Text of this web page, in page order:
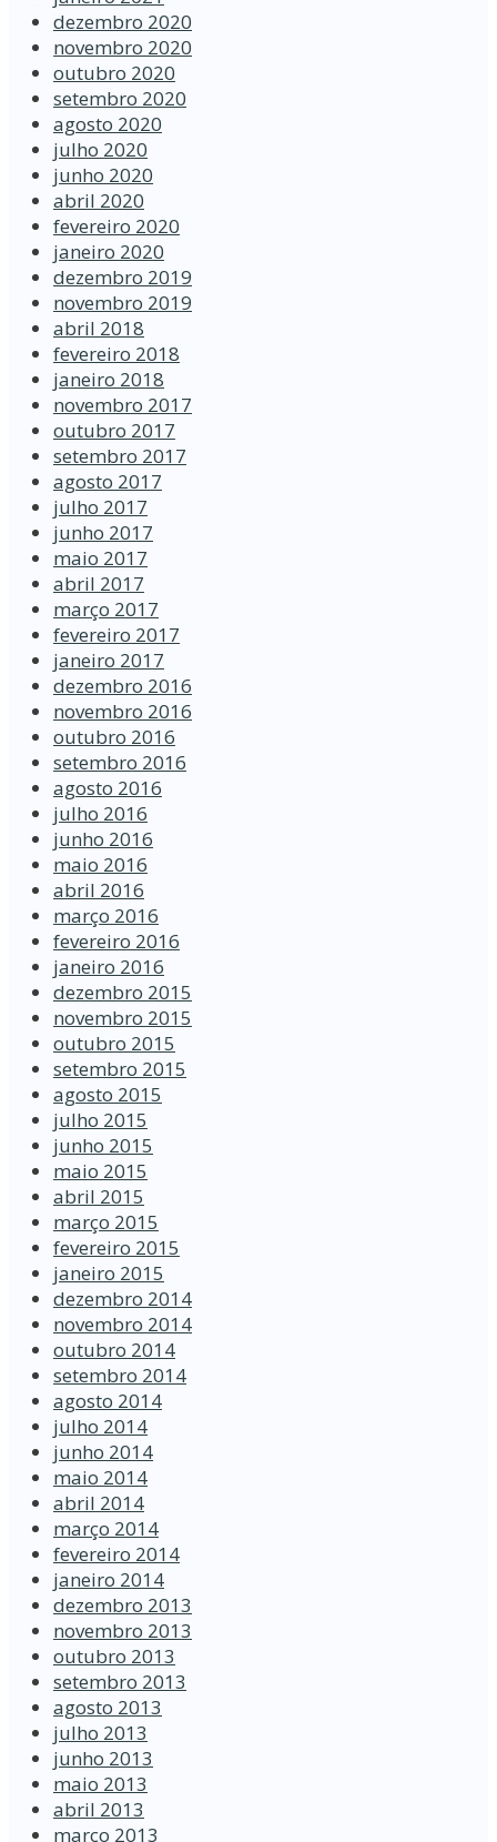
dezembro 2020
novembro 2020
outubro 2020
setembro 2020
agosto 2020
julho 2020
junho 2020
abril 2020
fevereiro 2020
janeiro 2020
dezembro 2019
novembro 2019
abril 2018
fevereiro 2018
janeiro 2018
novembro 2017
outubro 2017
setembro 2017
agosto 2017
julho 2017
junho 2017
maio 2017
abril 2017
março 2017
fevereiro 2017
janeiro 2017
dezembro 2016
novembro 2016
outubro 2016
setembro 2016
agosto 2016
julho 2016
junho 2016
maio 2016
abril 2016
março 2016
fevereiro 2016
janeiro 2016
dezembro 2015
novembro 2015
outubro 2015
setembro 2015
agosto 2015
julho 2015
junho 2015
maio 2015
abril 2015
março 2015
fevereiro 2015
janeiro 2015
dezembro 2014
novembro 2014
outubro 2014
setembro 2014
agosto 2014
julho 2014
junho 2014
maio 2014
abril 2014
março 2014
fevereiro 2014
janeiro 2014
dezembro 2013
novembro 2013
outubro 2013
setembro 2013
agosto 2013
julho 2013
junho 2013
maio 2013
abril 2013
março 2013